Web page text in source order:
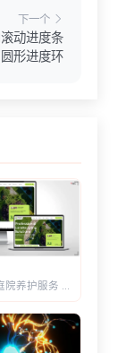
下一个
动进度条
形进度环
园林景观与庭院养护服务 HTML 建站模板 | 绿化施工/草坪打理/苗木公司通用